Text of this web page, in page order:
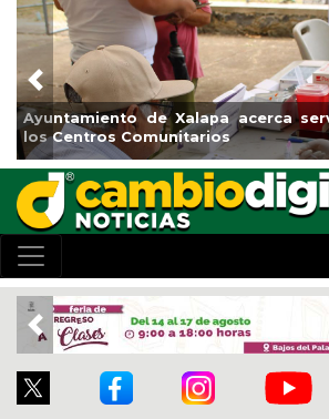
Ayuntamiento de Xalapa acerca
los Centros Comunitarios
Previous
Previous